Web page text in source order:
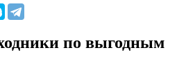
по выгодным